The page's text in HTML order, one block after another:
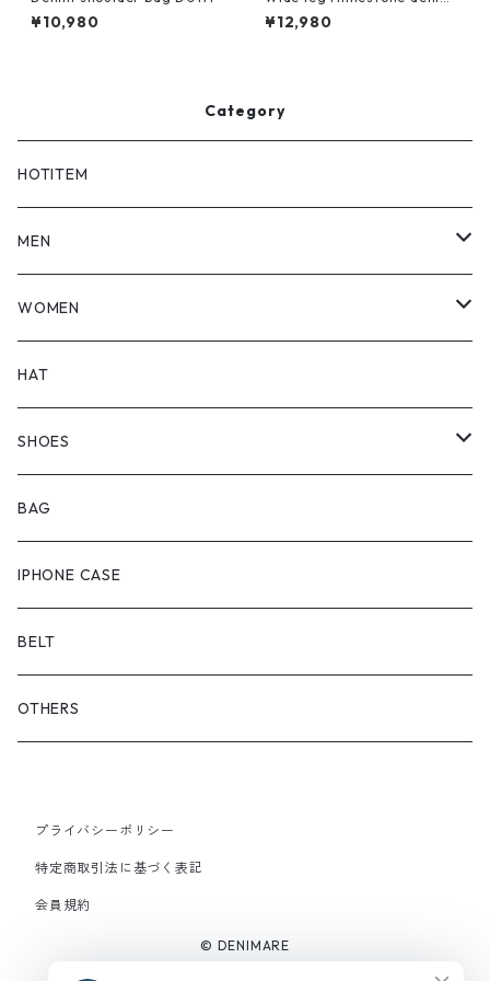
¥10,980
jeans D0184
¥12,980
Category
HOTITEM
MEN
TOPS
BOTTOMS
OUTER
WOMEN
TOPS
BOTTOMS
ONEPIECE
OUTER
HAT
SHOES
ブーツ
スニーカー
サンダル
BAG
IPHONE CASE
BELT
OTHERS
プライバシーポリシー
特定商取引法に基づく表記
会員規約
© DENIMARE